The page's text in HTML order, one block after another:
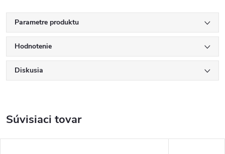
Parametre produktu
Hodnotenie
Diskusia
Súvisiaci tovar